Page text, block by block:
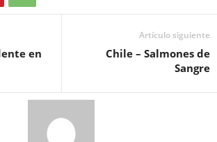
en
Artículo siguiente
Chile – Salmones de
Sangre